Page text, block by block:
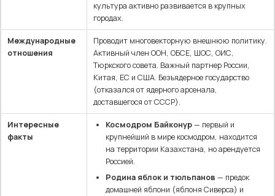
культура активно развивается в крупных
городах.
Международные
отношения
Проводит многовекторную внешнюю политику.
Активный член ООН, ОБСЕ, ШОС, ОИС,
Тюркского совета. Важный партнер России,
Китая, ЕС и США. Безъядерное государство
(отказался от ядерного арсенала,
доставшегося от СССР).
Интересные
факты
Космодром Байконур— первый и
крупнейший в мире космодром, находится
на территории Казахстана, но арендуется
Россией.
Родина яблок и тюльпанов — предок
домашней яблони (яблоня Сиверса) и